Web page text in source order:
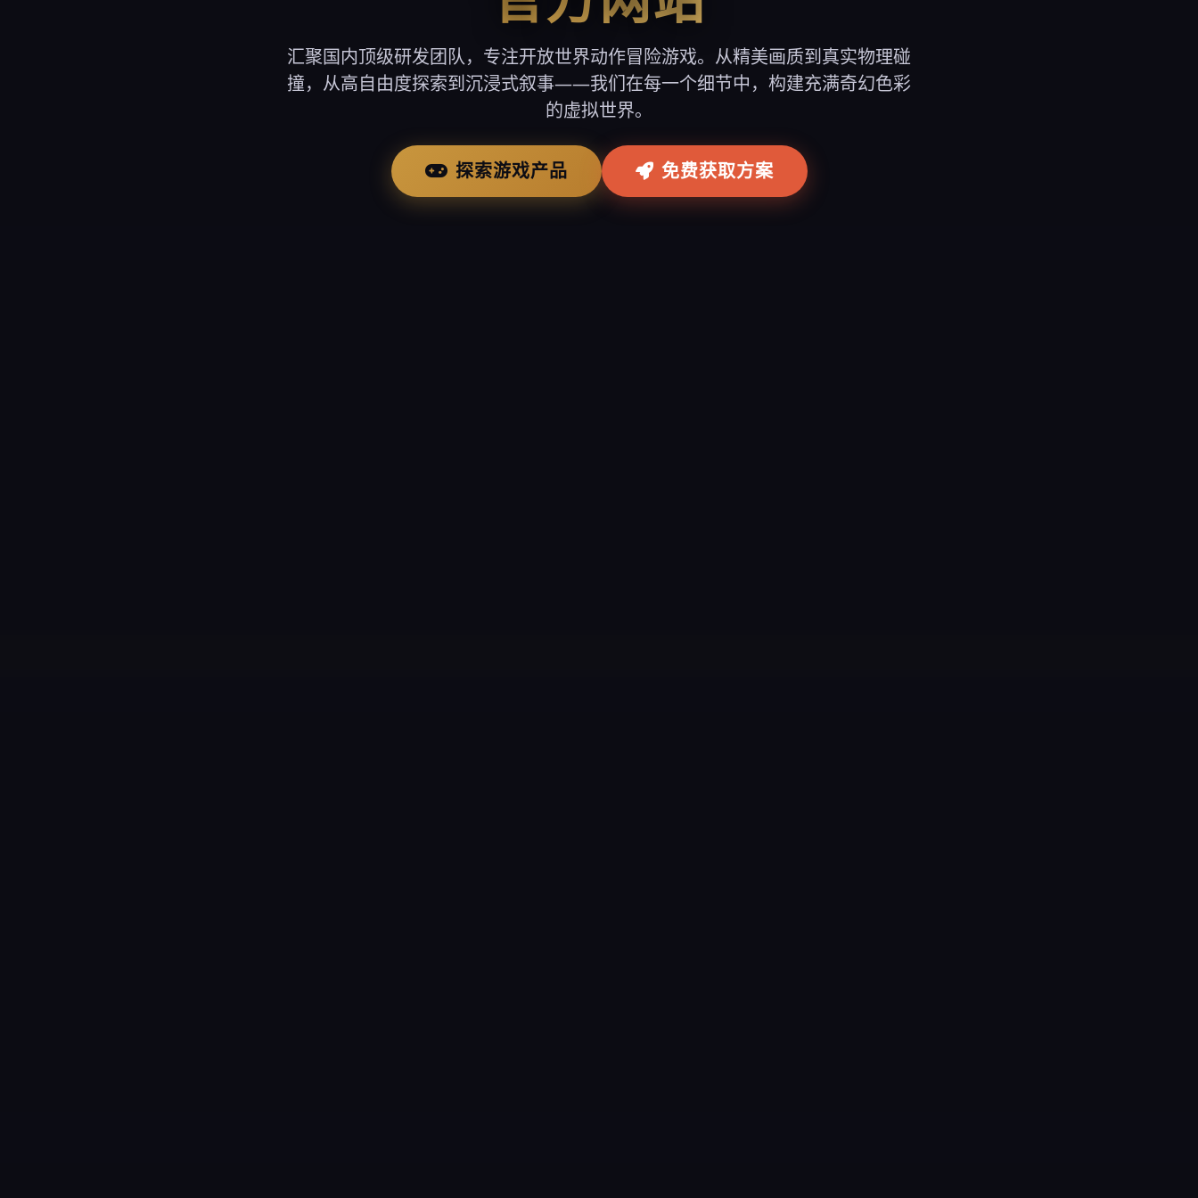
汇聚国内顶级研发团队，专注开放世界动作冒险游戏。从精美画质到真实物理碰
撞，从高自由度探索到沉浸式叙事——我们在每一个细节中，构建充满奇幻色彩
的虚拟世界。
探索游戏产品 免费获取方案